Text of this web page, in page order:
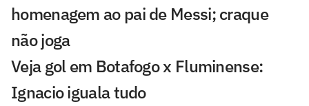
homenagem ao pai de Messi; craque
não joga
Veja gol em Botafogo x Fluminense:
Ignacio iguala tudo